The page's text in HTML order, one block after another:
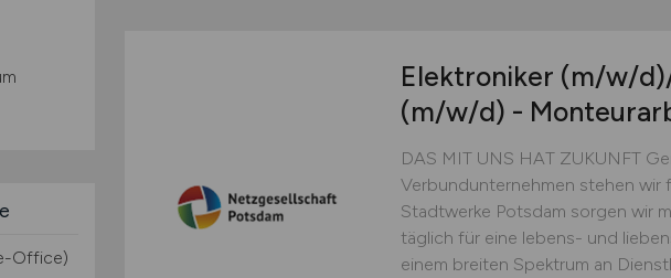
Office)
Elektroniker (m/w/d)
(m/w/d) -
DAS MIT UNS HAT ZUKUNFT
Verbundunternehmen stehen wir
Stadtwerke Potsdam sorgen wir
täglich für eine lebens- und
einem breiten Spektrum an